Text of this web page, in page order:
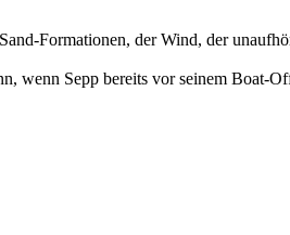
Formationen, der Wind, der
wenn Sepp bereits vor seinem Boat-